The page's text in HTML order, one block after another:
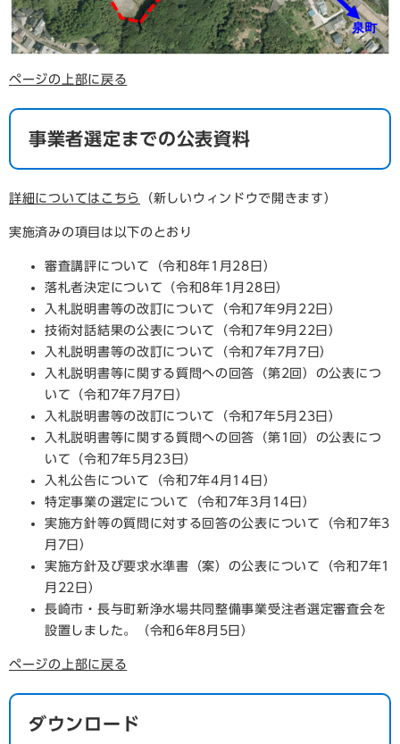
ページの上部に戻る
事業者選定までの公表資料
詳細についてはこちら （新しいウィンドウで開きます）
実施済みの項目は以下のとおり
審査講評について（令和8年1月28日）
落札者決定について（令和8年1月28日）
入札説明書等の改訂について（令和7年9月22日）
技術対話結果の公表について（令和7年9月22日）
入札説明書等の改訂について（令和7年7月7日）
入札説明書等に関する質問への回答（第2回）の公表につ
いて（令和7年7月7日）
入札説明書等の改訂について（令和7年5月23日）
入札説明書等に関する質問への回答（第1回）の公表につ
いて（令和7年5月23日）
入札公告について（令和7年4月14日）
特定事業の選定について（令和7年3月14日）
実施方針等の質問に対する回答の公表について（令和7年3
月7日）
実施方針及び要求水準書（案）の公表について（令和7年1
月22日）
長崎市・長与町新浄水場共同整備事業受注者選定審査会を
設置しました。（令和6年8月5日）
ページの上部に戻る
ダウンロード